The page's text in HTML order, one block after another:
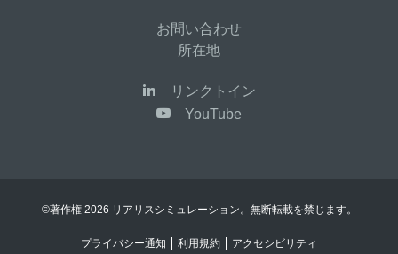
お問い合わせ
所在地
リンクトイン
YouTube
©著作権 2026 リアリスシミュレーション。無断転載を禁じます。
プライバシー通知 利用規約 アクセシビリティ